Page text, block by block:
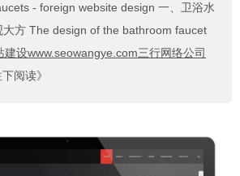
- foreign website design 一、卫浴水
大方 The design of the bathroom faucet
建设www.seowangye.com三行网络公司
阅读》